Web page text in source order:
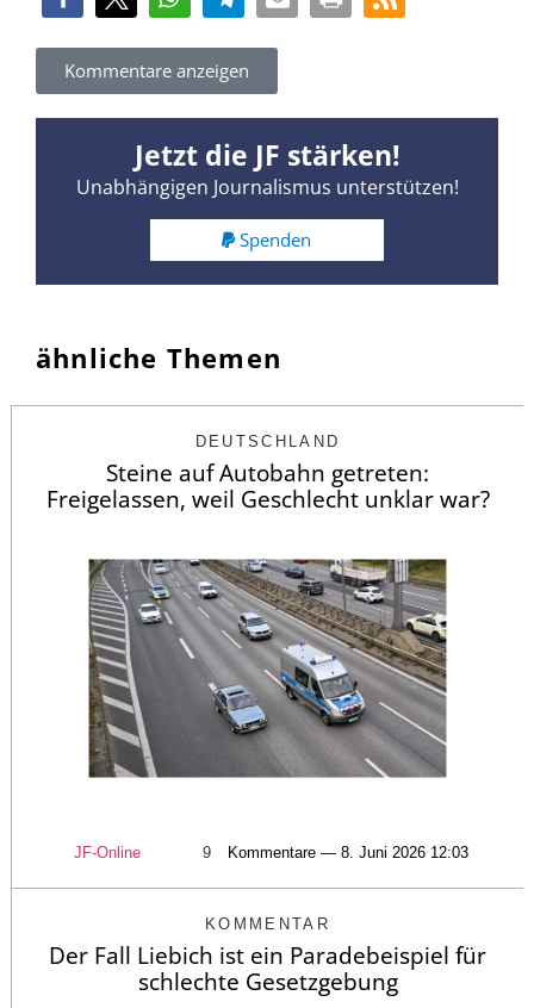
Kommentare anzeigen
Jetzt die JF stärken!
Unabhängigen Journalismus unterstützen!
Spenden
ähnliche Themen
DEUTSCHLAND
Steine auf Autobahn getreten:
Freigelassen, weil Geschlecht unklar war?
JF-Online 9 Kommentare — 8. Juni 2026 12:03
KOMMENTAR
Der Fall Liebich ist ein Paradebeispiel für
schlechte Gesetzgebung